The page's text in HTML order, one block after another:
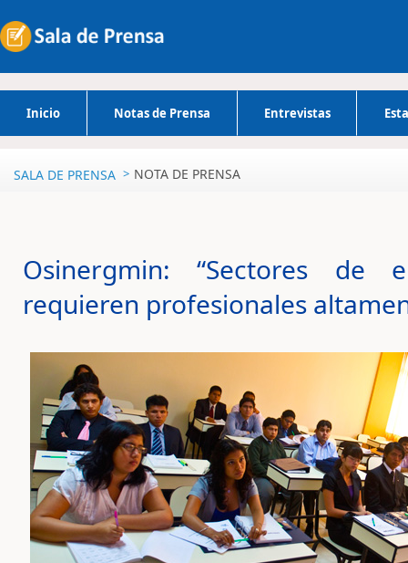
Inicio Notas de Prensa Entrevistas
SALA DE PRENSA NOTA DE PRENSA
Osinergmin: “Sectores de
requieren profesionales